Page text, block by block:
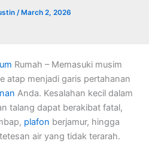
/ March 2, 2026
Rumah – Memasuki musim
atap menjadi garis pertahanan
Anda. Kesalahan kecil dalam
talang dapat berakibat fatal,
plafon berjamur, hingga
air yang tidak terarah.